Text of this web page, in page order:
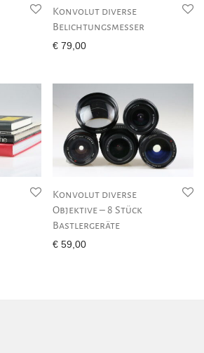
Konvolut diverse
Belichtungsmesser
€ 79,00
Konvolut diverse
Objektive – 8 Stück
Bastlergeräte
€ 59,00